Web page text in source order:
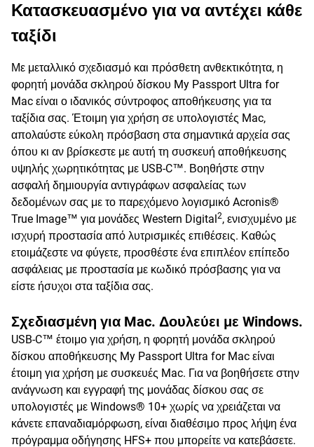
Κατασκευασμένο για να αντέχει κάθε
ταξίδι
Με μεταλλικό σχεδιασμό και πρόσθετη ανθεκτικότητα, η
φορητή μονάδα σκληρού δίσκου My Passport Ultra for
Mac είναι ο ιδανικός σύντροφος αποθήκευσης για τα
ταξίδια σας. Έτοιμη για χρήση σε υπολογιστές Mac,
απολαύστε εύκολη πρόσβαση στα σημαντικά αρχεία σας
όπου κι αν βρίσκεστε με αυτή τη συσκευή αποθήκευσης
υψηλής χωρητικότητας με USB-C™. Βοηθήστε στην
ασφαλή δημιουργία αντιγράφων ασφαλείας των
δεδομένων σας με το παρεχόμενο λογισμικό Acronis®
True Image™ για μονάδες Western Digital2, ενισχυμένο με
ισχυρή προστασία από λυτρισμικές επιθέσεις. Καθώς
ετοιμάζεστε να φύγετε, προσθέστε ένα επιπλέον επίπεδο
ασφάλειας με προστασία με κωδικό πρόσβασης για να
είστε ήσυχοι στα ταξίδια σας.
Σχεδιασμένη για Mac. Δουλεύει με Windows.
USB-C™ έτοιμο για χρήση, η φορητή μονάδα σκληρού
δίσκου αποθήκευσης My Passport Ultra for Mac είναι
έτοιμη για χρήση με συσκευές Mac. Για να βοηθήσετε στην
ανάγνωση και εγγραφή της μονάδας δίσκου σας σε
υπολογιστές με Windows® 10+ χωρίς να χρειάζεται να
κάνετε επαναδιαμόρφωση, είναι διαθέσιμο προς λήψη ένα
πρόγραμμα οδήγησης HFS+ που μπορείτε να κατεβάσετε.